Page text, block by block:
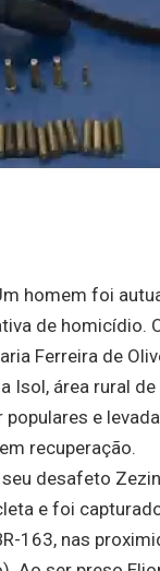
homem foi
de homicídio.
Ferreira de
Isol, área rural
e
recuperação.
desafeto
e foi
163, nas